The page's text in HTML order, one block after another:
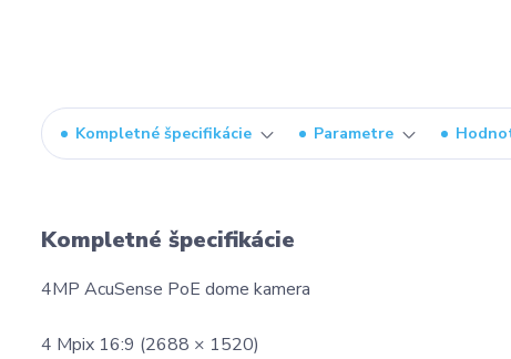
Kompletné špecifikácie Parametre
Kompletné špecifikácie
4MP AcuSense PoE dome kamera
4 Mpix 16:9 (2688 × 1520)